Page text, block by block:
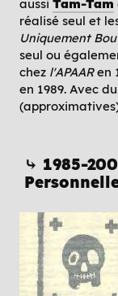
aussi Tam-Tam
réalisé seul et
Uniquement
seul ou
chez l'APAARen
en 1989. Avec
⤷ 1985-